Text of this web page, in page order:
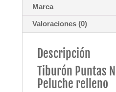
Marca
Valoraciones (0)
Descripción
Tiburón Puntas
Peluche relleno